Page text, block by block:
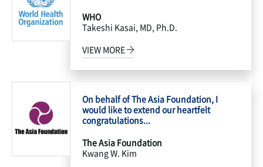
WHO
Takeshi Kasai, MD, Ph.D.
VIEW MORE
On behalf of The Asia Foundation, I
would like to extend our heartfelt
congratulations...
The Asia Foundation
Kwang W. Kim